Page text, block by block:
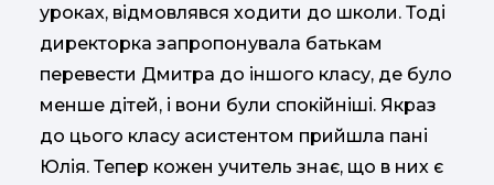
уроках, відмовлявся ходити до школи. Тоді
директорка запропонувала батькам
перевести Дмитра до іншого класу, де було
менше дітей, і вони були спокійніші. Якраз
до цього класу асистентом прийшла пані
Юлія. Тепер кожен учитель знає, що в них є